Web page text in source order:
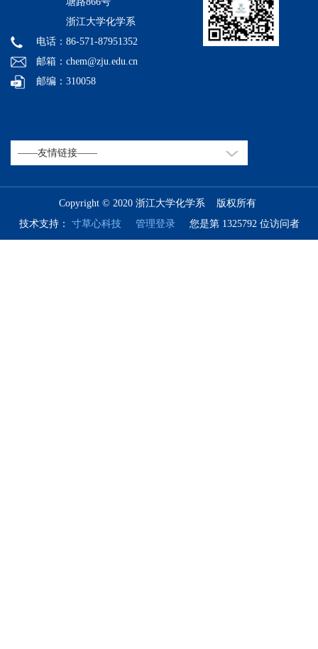
浙江大学化学系
电话：86-571-87951352
邮箱：chem@zju.edu.cn
邮编：310058
Copyright © 2020 浙江大学化学系 版权所有
技术支持： 寸草心科技 管理登录 您是第 1325792 位访问者